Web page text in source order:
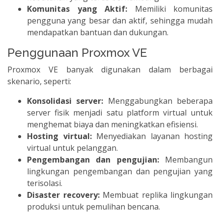
Komunitas yang Aktif: Memiliki komunitas
pengguna yang besar dan aktif, sehingga mudah
mendapatkan bantuan dan dukungan.
Penggunaan Proxmox VE
Proxmox VE banyak digunakan dalam berbagai
skenario, seperti:
Konsolidasi server: Menggabungkan beberapa
server fisik menjadi satu platform virtual untuk
menghemat biaya dan meningkatkan efisiensi.
Hosting virtual:Menyediakan layanan hosting
virtual untuk pelanggan.
Pengembangan dan pengujian:Membangun
lingkungan pengembangan dan pengujian yang
terisolasi.
Disaster recovery:Membuat replika lingkungan
produksi untuk pemulihan bencana.